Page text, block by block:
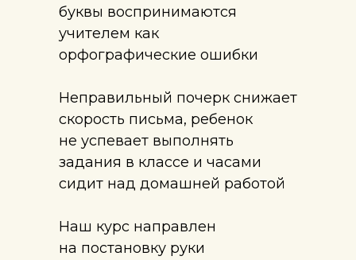
буквы воспринимаются
учителем как
орфографические ошибки
Неправильный почерк снижает
скорость письма, ребенок
не успевает выполнять
задания в классе и часами
сидит над домашней работой
Наш курс направлен
на постановку руки